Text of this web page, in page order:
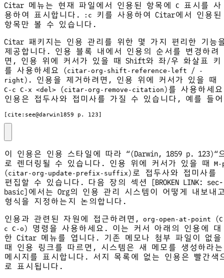
Citar 메뉴는 현재 파일에서 인용된 항목에 C
표시를 사
용하여 표시합니다.
:c
키를 사용하여 Citar에서 인용된
항목만 볼 수 있습니다.
Citar 패키지는 인용 관리를 위한 몇 가지 편리한 기능
제공합니다. 인용 블록 내에서 인용의 순서를 변경하려
면, 인용 위에 커서가 있을 때 Shift와 좌/우 화살표 키
를 사용하세요 (citar-org-shift-reference-left /
-
right). 인용을 제거하려면, 인용 위에 커서가 있을 때
C-c C-x <del> (citar-org-remove-citation)를 사용하세
인용은 접두사와 접미사를 가질 수 있습니다, 예를 들
[cite:see@darwin1859 p. 123]
이 인용은 인용 스타일에 따라 “(Darwin, 1859 p. 123)“
로 렌더링될 수 있습니다. 인용 위에 커서가 있을 때
M-
(citar-org-update-prefix-suffix)로 접두사와 접미사를
편집할 수 있습니다. 다음 장의 섹션 [BROKEN LINK: sec-
basic]에서는 Org의 인용 관리 시스템이 어떻게 내보내
형식을 지정하는지 논의합니다.
인용과 관련된 자원에 접근하려면,
org-open-at-point (
c C-o) 명령을 사용하세요. 이는 커서 아래의 인용에 대
한 Citar 메뉴를 엽니다. 기존 메모나 첨부 파일이 없을
때 인용 링크를 따르면, 시스템은 새 메모를 생성하라는
메시지를 표시합니다. 서지 목록에 없는 인용은 빨간색
로 표시됩니다.